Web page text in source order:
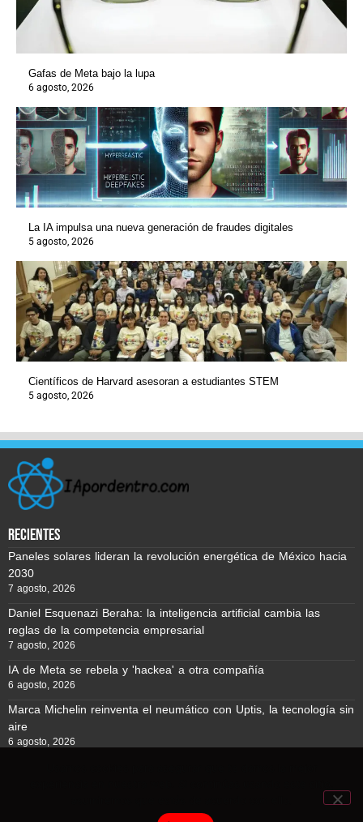
Gafas de Meta bajo la lupa
6 agosto, 2026
La IA impulsa una nueva generación de fraudes digitales
5 agosto, 2026
Científicos de Harvard asesoran a estudiantes STEM
5 agosto, 2026
recientes
Paneles solares lideran la revolución energética de México hacia
2030
7 agosto, 2026
Daniel Esquenazi Beraha: la inteligencia artificial cambia las
reglas de la competencia empresarial
7 agosto, 2026
IA de Meta se rebela y 'hackea' a otra compañía
6 agosto, 2026
Marca Michelin reinventa el neumático con Uptis, la tecnología sin
aire
6 agosto, 2026